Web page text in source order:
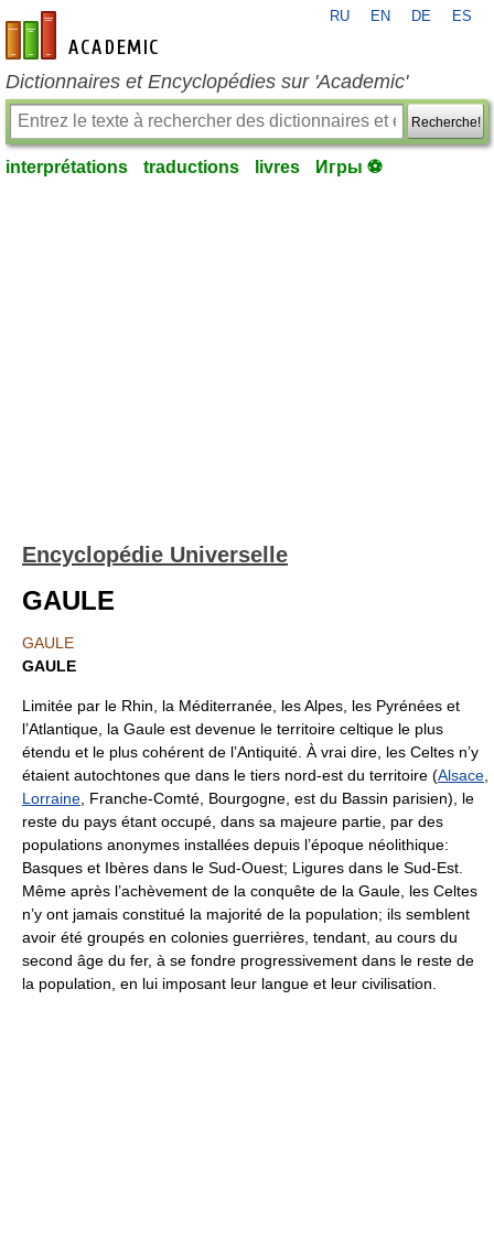
fr-academic.com
RU EN DE ES
Dictionnaires et Encyclopédies sur 'Academic'
Recherche!
interprétations traductions livres Игры ⚽
Encyclopédie Universelle
GAULE
GAULE
GAULE
Limitée par le Rhin, la Méditerranée, les Alpes, les Pyrénées et
l’Atlantique, la Gaule est devenue le territoire celtique le plus
étendu et le plus cohérent de l’Antiquité. À vrai dire, les Celtes n’y
étaient autochtones que dans le tiers nord-est du territoire (Alsace
Lorraine , Franche-Comté, Bourgogne, est du Bassin parisien), le
reste du pays étant occupé, dans sa majeure partie, par des
populations anonymes installées depuis l’époque néolithique:
Basques et Ibères dans le Sud-Ouest; Ligures dans le Sud-Est.
Même après l’achèvement de la conquête de la Gaule, les Celtes
n’y ont jamais constitué la majorité de la population; ils semblent
avoir été groupés en colonies guerrières, tendant, au cours du
second âge du fer, à se fondre progressivement dans le reste de
la population, en lui imposant leur langue et leur civilisation.